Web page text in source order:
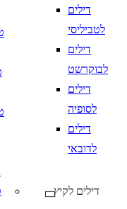
דילים
לטביליסי
דילים
לבוקרשט
דילים
לסופיה
דילים
לדובאי
דילים לקיץ
נא
נא
נא